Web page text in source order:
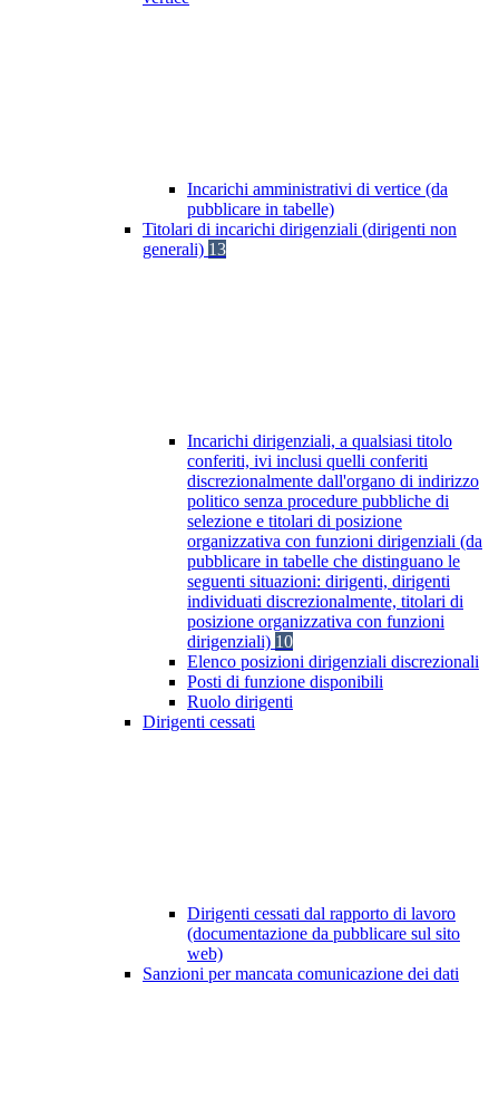
Incarichi amministrativi di vertice (da
pubblicare in tabelle)
Titolari di incarichi dirigenziali (dirigenti non
generali) 13
Incarichi dirigenziali, a qualsiasi titolo
conferiti, ivi inclusi quelli conferiti
discrezionalmente dall'organo di indirizzo
politico senza procedure pubbliche di
selezione e titolari di posizione
organizzativa con funzioni dirigenziali (da
pubblicare in tabelle che distinguano le
seguenti situazioni: dirigenti, dirigenti
individuati discrezionalmente, titolari di
posizione organizzativa con funzioni
dirigenziali) 10
Elenco posizioni dirigenziali discrezionali
Posti di funzione disponibili
Ruolo dirigenti
Dirigenti cessati
Dirigenti cessati dal rapporto di lavoro
(documentazione da pubblicare sul sito
web)
Sanzioni per mancata comunicazione dei dati